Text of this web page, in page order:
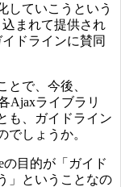
していこうという
まれて提供され
ドラインに賛同
とで、今後、
Ajaxライブラリ
も、ガイドライン
でしょうか。
目的が「ガイド
」ということなの